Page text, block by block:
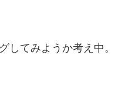
してみようか考え中。